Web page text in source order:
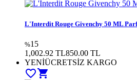
L'Interdit Rouge Givenchy 50 ML
%15
1,002.92 TL850.00 TL
YENİÜCRETSİZ KARGO
favorite_bordershopping_cart